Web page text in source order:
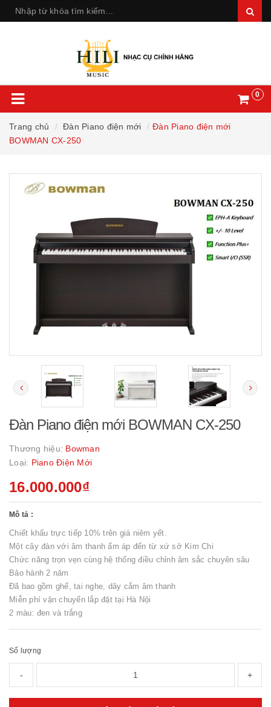
0
Trang chủ Đàn Piano điện mới
Đàn Piano điện mới
BOWMAN CX-250
Đàn Piano điện mới BOWMAN CX-250
Thương hiệu: Bowman
Loại: Piano Điện Mới
16.000.000₫
Mô tả :
Chiết khấu trực tiếp 10% trên giá niêm yết.
Một cây đàn với âm thanh ấm áp đến từ xứ sở Kim Chi
Chức năng trọn vẹn cùng hệ thống điều chỉnh âm sắc chuyên sâu
Bảo hành 2 năm
Đã bao gồm ghế, tai nghe, dây cắm âm thanh
Miễn phí vận chuyển lắp đặt tại Hà Nội
2 màu: đen và trắng
Số lượng
- +